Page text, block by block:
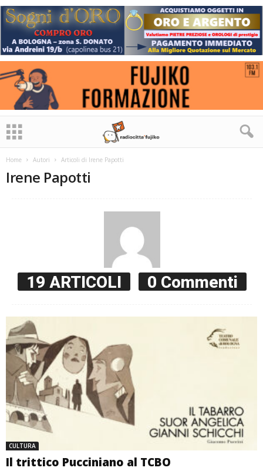
Home Autori Articoli di Irene Papotti
Irene Papotti
19 ARTICOLI 0 Commenti
CULTURA
Il trittico Pucciniano al TCBO